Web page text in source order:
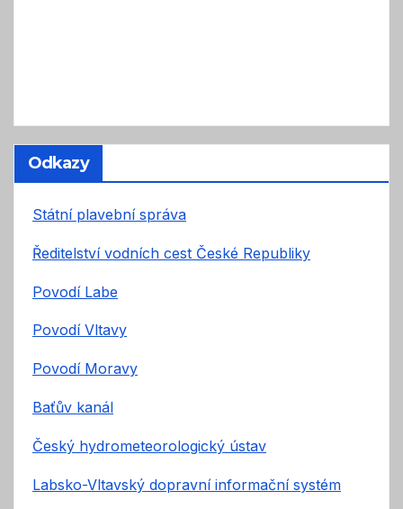
Odkazy
Státní plavební správa
Ředitelství vodních cest České Republiky
Povodí Labe
Povodí Vltavy
Povodí Moravy
Baťův kanál
Český hydrometeorologický ústav
Labsko-Vltavský dopravní informační systém